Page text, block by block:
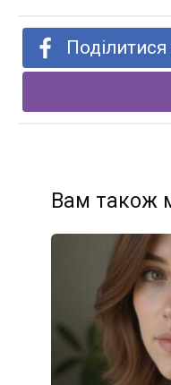
Вам також